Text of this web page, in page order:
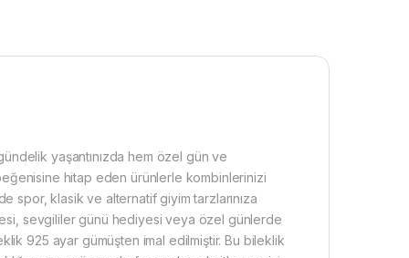
yaşantınızda hem özel gün ve
hitap eden ürünlerle kombinlerinizi
spor, klasik ve alternatif giyim tarzlarınıza
sevgililer günü hediyesi veya özel günlerde
925 ayar gümüşten imal edilmiştir. Bu bileklik